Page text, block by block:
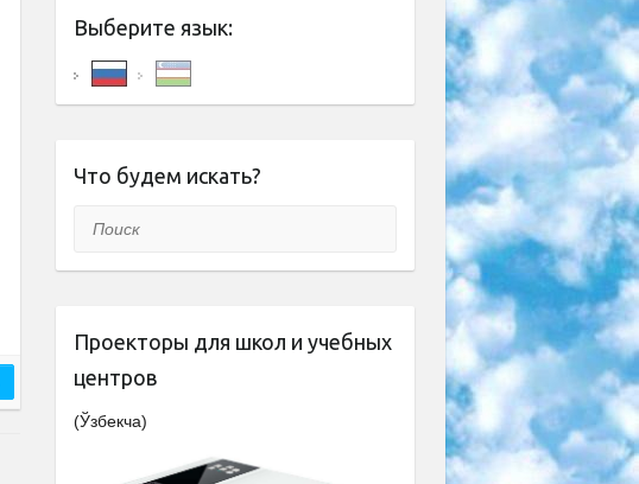
Выберите язык:
Что будем искать?
Поиск
Проекторы для школ и учебных
центров
(Ўзбекча)